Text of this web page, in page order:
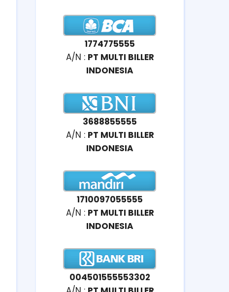
1774775555
A/N : PT MULTI BILLER
INDONESIA
3688855555
A/N : PT MULTI BILLER
INDONESIA
1710097055555
A/N : PT MULTI BILLER
INDONESIA
004501555553302